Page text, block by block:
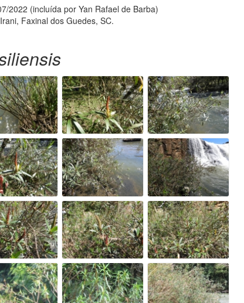
2022 (incluída por Yan Rafael de Barba)
Faxinal dos Guedes, SC.